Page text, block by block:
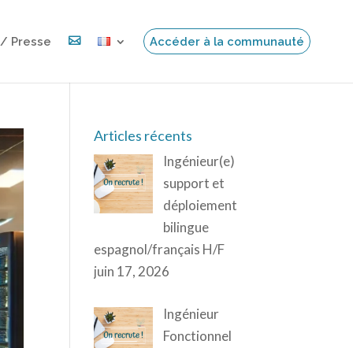
Presse  Accéder à la communauté
Articles récents
Ingénieur(e)
support et
déploiement
bilingue
espagnol/français H/F
juin 17, 2026
Ingénieur
Fonctionnel